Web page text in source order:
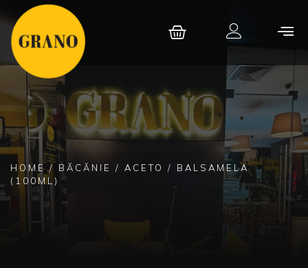
HOME / BĂCĂNIE / ACETO
/ BALSAMELA
(100ML)